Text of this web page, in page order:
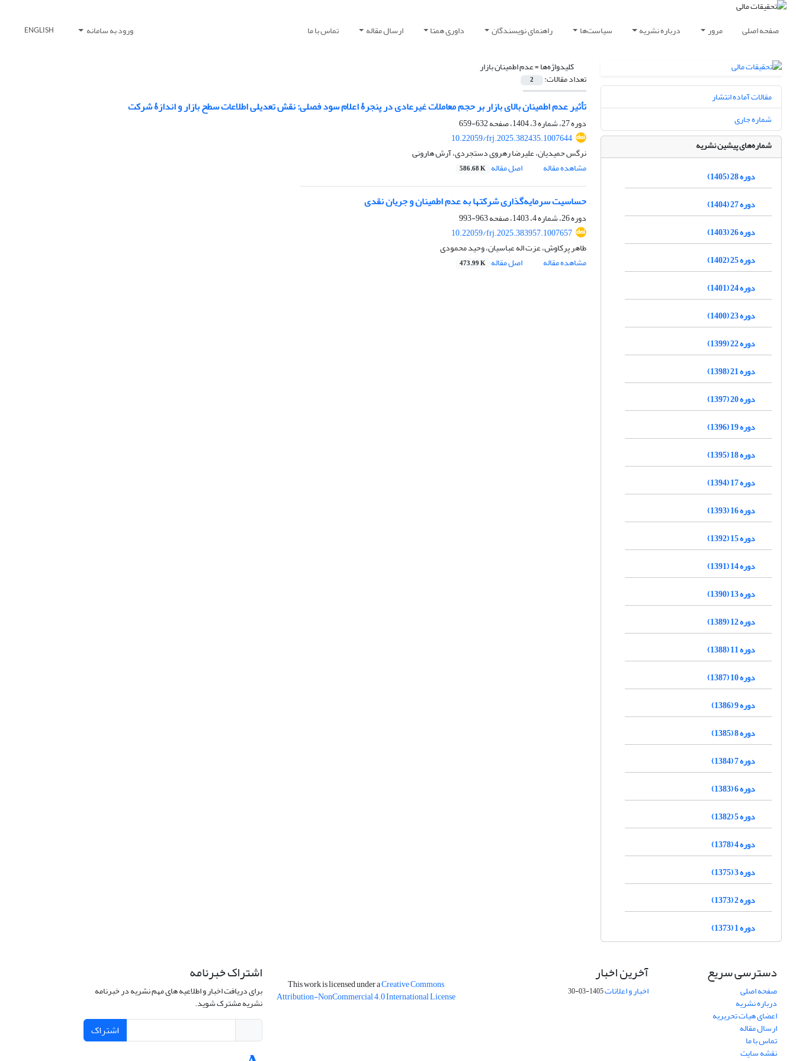
صفحه اصلی مرور درباره نشریه سیاست‌ها راهنمای نویسندگان داوری همتا ارسال مقاله تماس با ما ورود به سامانه ENGLISH
کلیدواژه‌ها =عدم اطمینان بازار
تعداد مقالات: 2
تأثیر عدم اطمینان بالای بازار بر حجم معاملات غیرعادی در پنجرۀ اعلام سود فصلی: نقش تعدیلی اطلاعات سطح بازار و اندازۀ شرکت
دوره 27، شماره 3، 1404، صفحه
632-659
10.22059/frj.2025.382435.1007644
نرگس حمیدیان، علیرضا رهروی دستجردی، آرش هارونی
مشاهده مقاله
اصل مقاله 586.68 K
حساسیت سرمایه‌گذاری شرکت‏ها به عدم ‏اطمینان و جریان نقدی
دوره 26، شماره 4، 1403، صفحه
963-993
10.22059/frj.2025.383957.1007657
طاهر پرکاوش، عزت اله عباسیان، وحید محمودی
مشاهده مقاله
اصل مقاله 473.99 K
مقالات آماده انتشار
شماره جاری
شماره‌های پیشین نشریه
دوره 28 (1405)
دوره 27 (1404)
دوره 26 (1403)
دوره 25 (1402)
دوره 24 (1401)
دوره 23 (1400)
دوره 22 (1399)
دوره 21 (1398)
دوره 20 (1397)
دوره 19 (1396)
دوره 18 (1395)
دوره 17 (1394)
دوره 16 (1393)
دوره 15 (1392)
دوره 14 (1391)
دوره 13 (1390)
دوره 12 (1389)
دوره 11 (1388)
دوره 10 (1387)
دوره 9 (1386)
دوره 8 (1385)
دوره 7 (1384)
دوره 6 (1383)
دوره 5 (1382)
دوره 4 (1378)
دوره 3 (1375)
دوره 2 (1373)
دوره 1 (1373)
دسترسی سریع
صفحه اصلی
درباره نشریه
اعضای هیات تحریریه
ارسال مقاله
تماس با ما
نقشه سایت
آخرین اخبار
اخبار و اعلانات1405-03-30
This work is licensed under aCreative Commons
Attribution-NonCommercial 4.0 International License
اشتراک خبرنامه
برای دریافت اخبار و اطلاعیه های مهم نشریه در خبرنامه
نشریه مشترک شوید.
اشتراک